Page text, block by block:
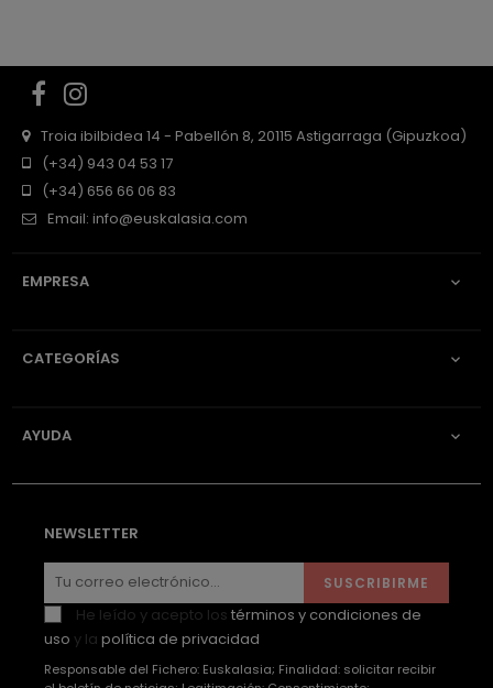
Facebook
Troia ibilbidea 14 - Pabellón 8, 20115 Astigarraga (Gipuzkoa)
(+34) 943 04 53 17
(+34) 656 66 06 83
Email: info@euskalasia.com
EMPRESA 
CATEGORÍAS 
AYUDA 
NEWSLETTER
SUSCRIBIRME
He leído y acepto los términos y condiciones de
uso y la política de privacidad
Responsable del Fichero: Euskalasia; Finalidad: solicitar recibir